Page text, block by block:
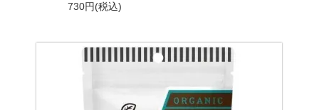
730円(税込)